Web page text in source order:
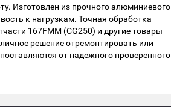
Изготовлен из прочного алюминиевого
к нагрузкам. Точная обработка
167FMM (CG250) и другие товары
решение отремонтировать или
от надежного проверенного